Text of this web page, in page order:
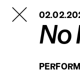
TANZFABRIK
BERLINNo